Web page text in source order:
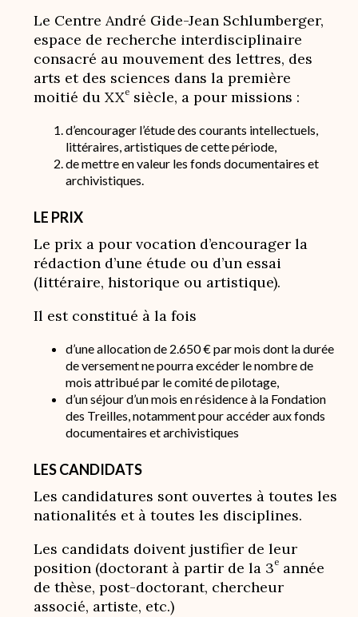
Le Centre André Gide-Jean Schlumberger,
espace de recherche interdisciplinaire
consacré au mouvement des lettres, des
arts et des sciences dans la première
moitié du XXe siècle, a pour missions :
d’encourager l’étude des courants intellectuels,
littéraires, artistiques de cette période,
de mettre en valeur les fonds documentaires et
archivistiques.
LE PRIX
Le prix a pour vocation d’encourager la
rédaction d’une étude ou d’un essai
(littéraire, historique ou artistique).
Il est constitué à la fois
d’une allocation de 2.650 € par mois dont la durée
de versement ne pourra excéder le nombre de
mois attribué par le comité de pilotage,
d’un séjour d’un mois en résidence à la Fondation
des Treilles, notamment pour accéder aux fonds
documentaires et archivistiques
LES CANDIDATS
Les candidatures sont ouvertes à toutes les
nationalités et à toutes les disciplines.
Les candidats doivent justifier de leur
position (doctorant à partir de la 3e année
de thèse, post-doctorant, chercheur
associé, artiste, etc.)